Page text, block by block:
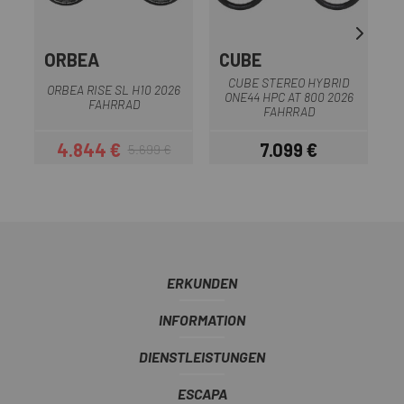
ORBEA
ORBEA RISE SL H10 2026
FAHRRAD
Preis
4.844 €Regulärer Preis
5.699 €
CUBE
CUBE STEREO HYBRID
ONE44 HPC AT 800 2026
FAHRRAD
Preis
7.099 €
ERKUNDEN
INFORMATION
DIENSTLEISTUNGEN
ESCAPA